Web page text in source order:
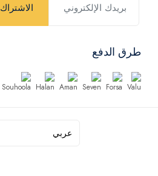
الاشتراك
طرق الدفع
عربي